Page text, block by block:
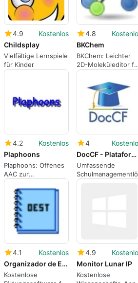
4.9
Kostenlos
Childsplay
Vielfältige Lernspiele
für Kinder
4.8
BKChem
BKChem: Leichter
2D-Moleküleditor
Diagramme in
Publikationsqualität
4.2
Kostenlos
Plaphoons
Plaphoons: Offenes
AAC zur
Unterstützung von
Lese- und
Schreibfähigkeiten
und
Computerzugang
4
DocCF - Plataforma Gestión Escolar
Umfassende
4.1
Kostenlos
Organizador de Estudios Escolares
Kostenlose
4.9
Monitor Lunar IP
Kostenlose